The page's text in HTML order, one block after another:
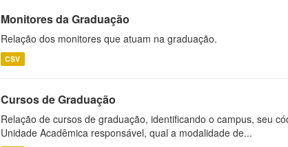
Monitores da Graduação
Relação dos monitores que atuam na graduação.
CSV
Cursos de Graduação
Relação de cursos de graduação, identificando o campus, seu
Unidade Acadêmica responsável, qual a modalidade de...